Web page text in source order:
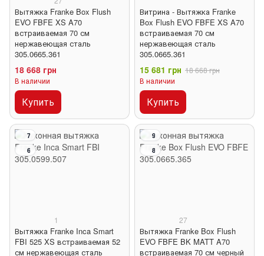
Вытяжка Franke Box Flush
EVO FBFE XS A70
встраиваемая 70 см
нержавеющая сталь
305.0665.361
18 668 грн
В наличии
Купить
Витрина - Вытяжка Franke
Box Flush EVO FBFE XS A70
встраиваемая 70 см
нержавеющая сталь
305.0665.361
15 681 грн 18 668 грн
В наличии
Купить
7
6
1
Вытяжка Franke Inca Smart
FBI 525 XS встраиваемая 52
см нержавеющая сталь
9
8
27
Вытяжка Franke Box Flush
EVO FBFE BK MATT A70
встраиваемая 70 см черный